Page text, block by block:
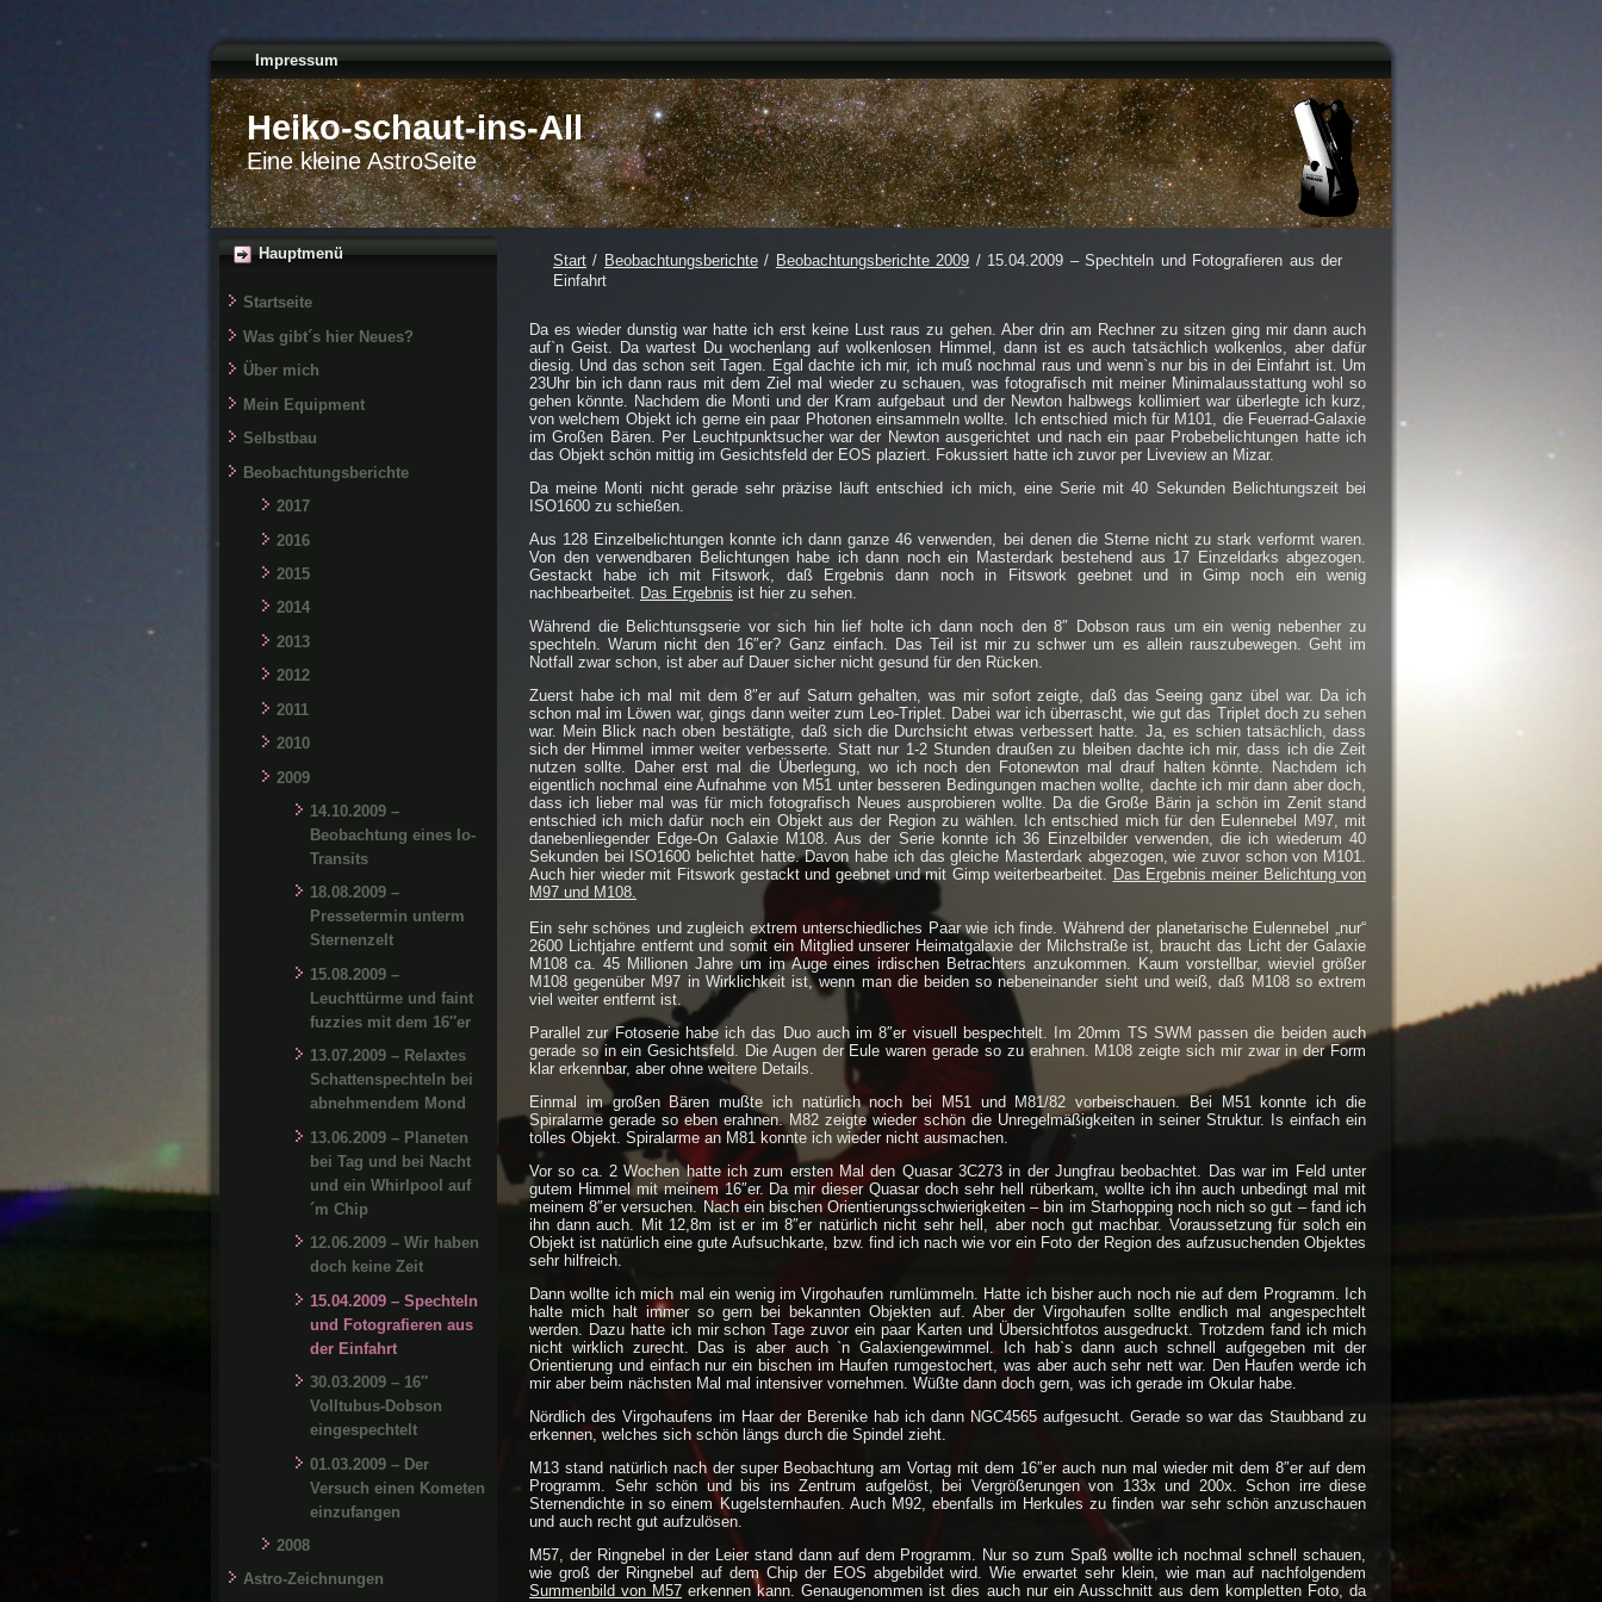
Impressum
Heiko-schaut-ins-All
Eine kleine AstroSeite
Hauptmenü
Startseite
Was gibt´s hier Neues?
Über mich
Mein Equipment
Selbstbau
Beobachtungsberichte
2017
2016
2015
2014
2013
2012
2011
2010
2009
14.10.2009 –
Beobachtung eines Io-
Transits
18.08.2009 –
Pressetermin unterm
Sternenzelt
15.08.2009 –
Leuchttürme und faint
fuzzies mit dem 16″er
13.07.2009 – Relaxtes
Schattenspechteln bei
abnehmendem Mond
13.06.2009 – Planeten
bei Tag und bei Nacht
und ein Whirlpool auf
´m Chip
12.06.2009 – Wir haben
doch keine Zeit
15.04.2009 – Spechteln
und Fotografieren aus
der Einfahrt
30.03.2009 – 16″
Volltubus-Dobson
eingespechtelt
01.03.2009 – Der
Versuch einen Kometen
einzufangen
2008
Astro-Zeichnungen
Start / Beobachtungsberichte/ Beobachtungsberichte 2009 / 15.04.2009 – Spechteln und Fotografieren aus der
Einfahrt
Da es wieder dunstig war hatte ich erst keine Lust raus zu gehen. Aber drin am Rechner zu sitzen ging mir dann auch
auf`n Geist. Da wartest Du wochenlang auf wolkenlosen Himmel, dann ist es auch tatsächlich wolkenlos, aber dafür
diesig. Und das schon seit Tagen. Egal dachte ich mir, ich muß nochmal raus und wenn`s nur bis in dei Einfahrt ist. Um
23Uhr bin ich dann raus mit dem Ziel mal wieder zu schauen, was fotografisch mit meiner Minimalausstattung wohl so
gehen könnte. Nachdem die Monti und der Kram aufgebaut und der Newton halbwegs kollimiert war überlegte ich kurz,
von welchem Objekt ich gerne ein paar Photonen einsammeln wollte. Ich entschied mich für M101, die Feuerrad-Galaxie
im Großen Bären. Per Leuchtpunktsucher war der Newton ausgerichtet und nach ein paar Probebelichtungen hatte ich
das Objekt schön mittig im Gesichtsfeld der EOS plaziert. Fokussiert hatte ich zuvor per Liveview an Mizar.
Da meine Monti nicht gerade sehr präzise läuft entschied ich mich, eine Serie mit 40 Sekunden Belichtungszeit bei
ISO1600 zu schießen.
Aus 128 Einzelbelichtungen konnte ich dann ganze 46 verwenden, bei denen die Sterne nicht zu stark verformt waren.
Von den verwendbaren Belichtungen habe ich dann noch ein Masterdark bestehend aus 17 Einzeldarks abgezogen.
Gestackt habe ich mit Fitswork, daß Ergebnis dann noch in Fitswork geebnet und in Gimp noch ein wenig
nachbearbeitet. Das Ergebnis ist hier zu sehen.
Während die Belichtunsgserie vor sich hin lief holte ich dann noch den 8″ Dobson raus um ein wenig nebenher zu
spechteln. Warum nicht den 16″er? Ganz einfach. Das Teil ist mir zu schwer um es allein rauszubewegen. Geht im
Notfall zwar schon, ist aber auf Dauer sicher nicht gesund für den Rücken.
Zuerst habe ich mal mit dem 8″er auf Saturn gehalten, was mir sofort zeigte, daß das Seeing ganz übel war. Da ich
schon mal im Löwen war, gings dann weiter zum Leo-Triplet. Dabei war ich überrascht, wie gut das Triplet doch zu sehen
war. Mein Blick nach oben bestätigte, daß sich die Durchsicht etwas verbessert hatte. Ja, es schien tatsächlich, dass
sich der Himmel immer weiter verbesserte. Statt nur 1-2 Stunden draußen zu bleiben dachte ich mir, dass ich die Zeit
nutzen sollte. Daher erst mal die Überlegung, wo ich noch den Fotonewton mal drauf halten könnte. Nachdem ich
eigentlich nochmal eine Aufnahme von M51 unter besseren Bedingungen machen wollte, dachte ich mir dann aber doch,
dass ich lieber mal was für mich fotografisch Neues ausprobieren wollte. Da die Große Bärin ja schön im Zenit stand
entschied ich mich dafür noch ein Objekt aus der Region zu wählen. Ich entschied mich für den Eulennebel M97, mit
danebenliegender Edge-On Galaxie M108. Aus der Serie konnte ich 36 Einzelbilder verwenden, die ich wiederum 40
Sekunden bei ISO1600 belichtet hatte. Davon habe ich das gleiche Masterdark abgezogen, wie zuvor schon von M101.
Auch hier wieder mit Fitswork gestackt und geebnet und mit Gimp weiterbearbeitet. Das Ergebnis meiner Belichtung von
M97 und M108.
Ein sehr schönes und zugleich extrem unterschiedliches Paar wie ich finde. Während der planetarische Eulennebel „nur“
2600 Lichtjahre entfernt und somit ein Mitglied unserer Heimatgalaxie der Milchstraße ist, braucht das Licht der Galaxie
M108 ca. 45 Millionen Jahre um im Auge eines irdischen Betrachters anzukommen. Kaum vorstellbar, wieviel größer
M108 gegenüber M97 in Wirklichkeit ist, wenn man die beiden so nebeneinander sieht und weiß, daß M108 so extrem
viel weiter entfernt ist.
Parallel zur Fotoserie habe ich das Duo auch im 8″er visuell bespechtelt. Im 20mm TS SWM passen die beiden auch
gerade so in ein Gesichtsfeld. Die Augen der Eule waren gerade so zu erahnen. M108 zeigte sich mir zwar in der Form
klar erkennbar, aber ohne weitere Details.
Einmal im großen Bären mußte ich natürlich noch bei M51 und M81/82 vorbeischauen. Bei M51 konnte ich die
Spiralarme gerade so eben erahnen. M82 zeigte wieder schön die Unregelmäßigkeiten in seiner Struktur. Is einfach ein
tolles Objekt. Spiralarme an M81 konnte ich wieder nicht ausmachen.
Vor so ca. 2 Wochen hatte ich zum ersten Mal den Quasar 3C273 in der Jungfrau beobachtet. Das war im Feld unter
gutem Himmel mit meinem 16″er. Da mir dieser Quasar doch sehr hell rüberkam, wollte ich ihn auch unbedingt mal mit
meinem 8″er versuchen. Nach ein bischen Orientierungsschwierigkeiten – bin im Starhopping noch nich so gut – fand ich
ihn dann auch. Mit 12,8m ist er im 8″er natürlich nicht sehr hell, aber noch gut machbar. Voraussetzung für solch ein
Objekt ist natürlich eine gute Aufsuchkarte, bzw. find ich nach wie vor ein Foto der Region des aufzusuchenden Objektes
sehr hilfreich.
Dann wollte ich mich mal ein wenig im Virgohaufen rumlümmeln. Hatte ich bisher auch noch nie auf dem Programm. Ich
halte mich halt immer so gern bei bekannten Objekten auf. Aber der Virgohaufen sollte endlich mal angespechtelt
werden. Dazu hatte ich mir schon Tage zuvor ein paar Karten und Übersichtfotos ausgedruckt. Trotzdem fand ich mich
nicht wirklich zurecht. Das is aber auch `n Galaxiengewimmel. Ich hab`s dann auch schnell aufgegeben mit der
Orientierung und einfach nur ein bischen im Haufen rumgestochert, was aber auch sehr nett war. Den Haufen werde ich
mir aber beim nächsten Mal mal intensiver vornehmen. Wüßte dann doch gern, was ich gerade im Okular habe.
Nördlich des Virgohaufens im Haar der Berenike hab ich dann NGC4565 aufgesucht. Gerade so war das Staubband zu
erkennen, welches sich schön längs durch die Spindel zieht.
M13 stand natürlich nach der super Beobachtung am Vortag mit dem 16″er auch nun mal wieder mit dem 8″er auf dem
Programm. Sehr schön und bis ins Zentrum aufgelöst, bei Vergrößerungen von 133x und 200x. Schon irre diese
Sternendichte in so einem Kugelsternhaufen. Auch M92, ebenfalls im Herkules zu finden war sehr schön anzuschauen
und auch recht gut aufzulösen.
M57, der Ringnebel in der Leier stand dann auf dem Programm. Nur so zum Spaß wollte ich nochmal schnell schauen,
wie groß der Ringnebel auf dem Chip der EOS abgebildet wird. Wie erwartet sehr klein, wie man auf nachfolgendem
Summenbild von M57 erkennen kann. Genaugenommen ist dies auch nur ein Ausschnitt aus dem kompletten Foto, da